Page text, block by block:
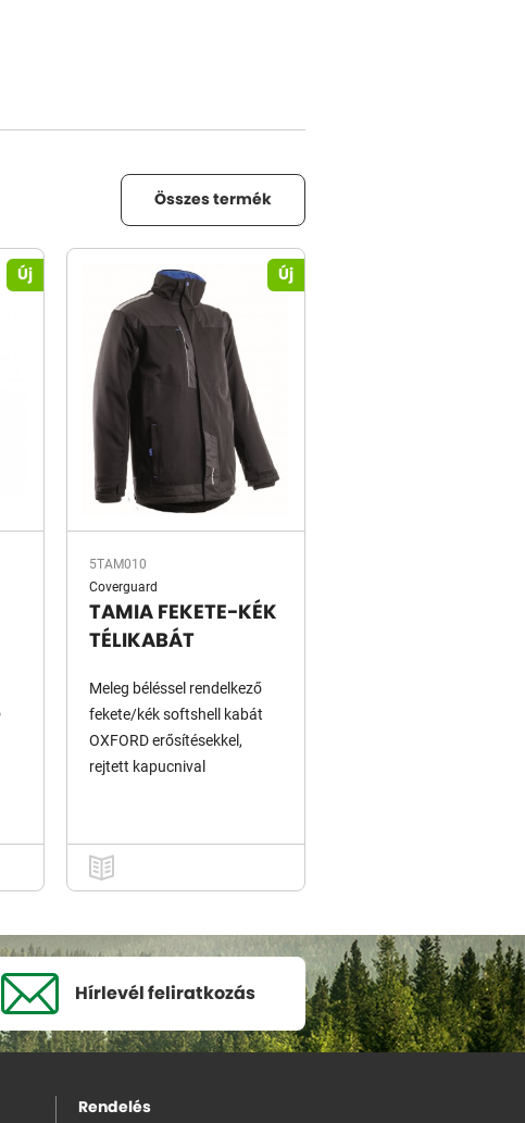
Összes termék
Új Új
5TAM010
Coverguard
TAMIA FEKETE-KÉK
TÉLIKABÁT
Meleg béléssel rendelkező
fekete/kék softshell kabát
OXFORD erősítésekkel,
rejtett kapucnival
Hírlevél feliratkozás
Rendelés